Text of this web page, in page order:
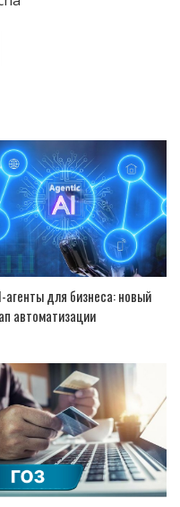
для бизнеса: новый
автоматизации